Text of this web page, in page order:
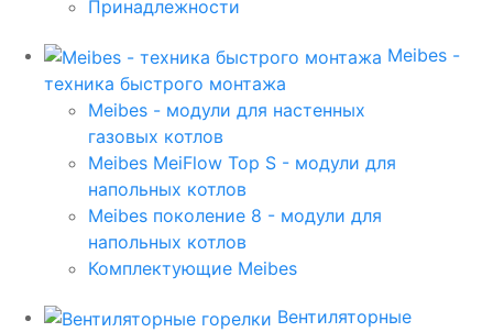
Принадлежности
Meibes -
техника быстрого монтажа
Meibes - модули для настенных
газовых котлов
Meibes MeiFlow Top S - модули для
напольных котлов
Meibes поколение 8 - модули для
напольных котлов
Комплектующие Meibes
Вентиляторные